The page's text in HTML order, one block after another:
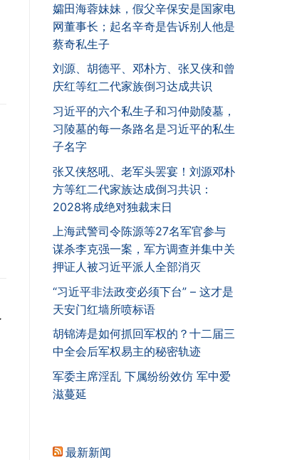
孀田海蓉妹妹，假父辛保安是国家电
网董事长；起名辛奇是告诉别人他是
蔡奇私生子
刘源、胡德平、邓朴方、张又侠和曾
庆红等红二代家族倒习达成共识
习近平的六个私生子和习仲勋陵墓，
习陵墓的每一条路名是习近平的私生
子名字
张又侠怒吼、老军头罢宴！刘源邓朴
方等红二代家族达成倒习共识：
2028将成绝对独裁末日
上海武警司令陈源等27名军官参与
谋杀李克强一案，军方调查并集中关
押证人被习近平派人全部消灭
“习近平非法政变必须下台” – 这才是
天安门红墙所喷标语
胡锦涛是如何抓回军权的？十二届三
中全会后军权易主的秘密轨迹
军委主席淫乱 下属纷纷效仿 军中爱
滋蔓延
最新新闻